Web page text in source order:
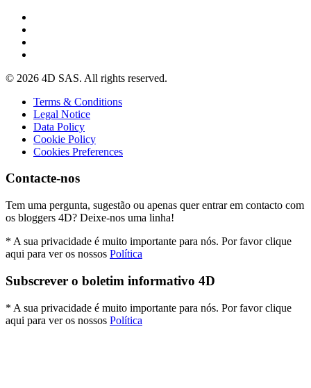
© 2026 4D SAS. All rights reserved.
Terms & Conditions
Legal Notice
Data Policy
Cookie Policy
Cookies Preferences
Contacte-nos
Tem uma pergunta, sugestão ou apenas quer entrar em contacto com
os bloggers 4D? Deixe-nos uma linha!
* A sua privacidade é muito importante para nós. Por favor clique
aqui para ver os nossos Política
Subscrever o boletim informativo 4D
* A sua privacidade é muito importante para nós. Por favor clique
aqui para ver os nossos Política